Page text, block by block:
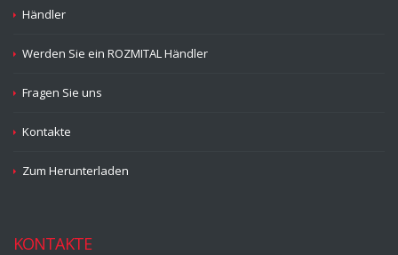
Händler
Werden Sie ein ROZMITAL Händler
Fragen Sie uns
Kontakte
Zum Herunterladen
KONTAKTE